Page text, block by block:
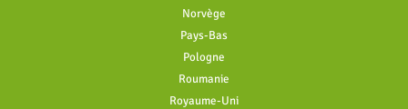
Norvège
Pays-Bas
Pologne
Roumanie
Royaume-Uni